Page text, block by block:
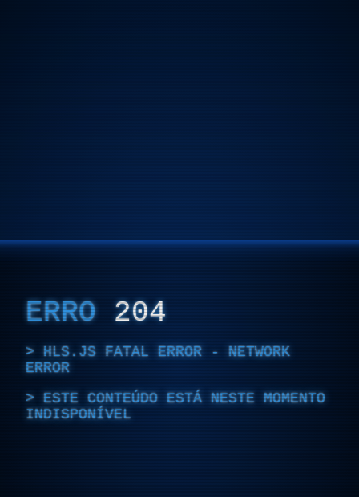
ERRO 204
HLS.JS FATAL ERROR - NETWORK
ERROR
ESTE CONTEÚDO ESTÁ NESTE MOMENTO
INDISPONÍVEL